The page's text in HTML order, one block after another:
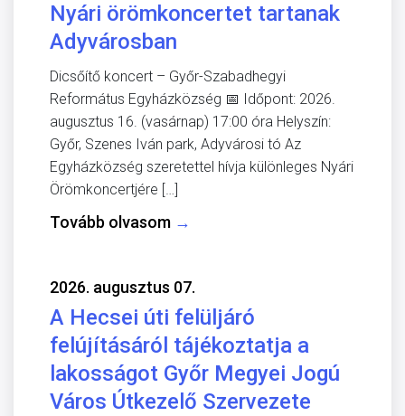
Nyári örömkoncertet tartanak
Adyvárosban
Dicsőítő koncert – Győr-Szabadhegyi
Református Egyházközség 📅 Időpont: 2026.
augusztus 16. (vasárnap) 17:00 óra Helyszín:
Győr, Szenes Iván park, Adyvárosi tó Az
Egyházközség szeretettel hívja különleges Nyári
Örömkoncertjére […]
Tovább olvasom →
2026. augusztus 07.
A Hecsei úti felüljáró
felújításáról tájékoztatja a
lakosságot Győr Megyei Jogú
Város Útkezelő Szervezete